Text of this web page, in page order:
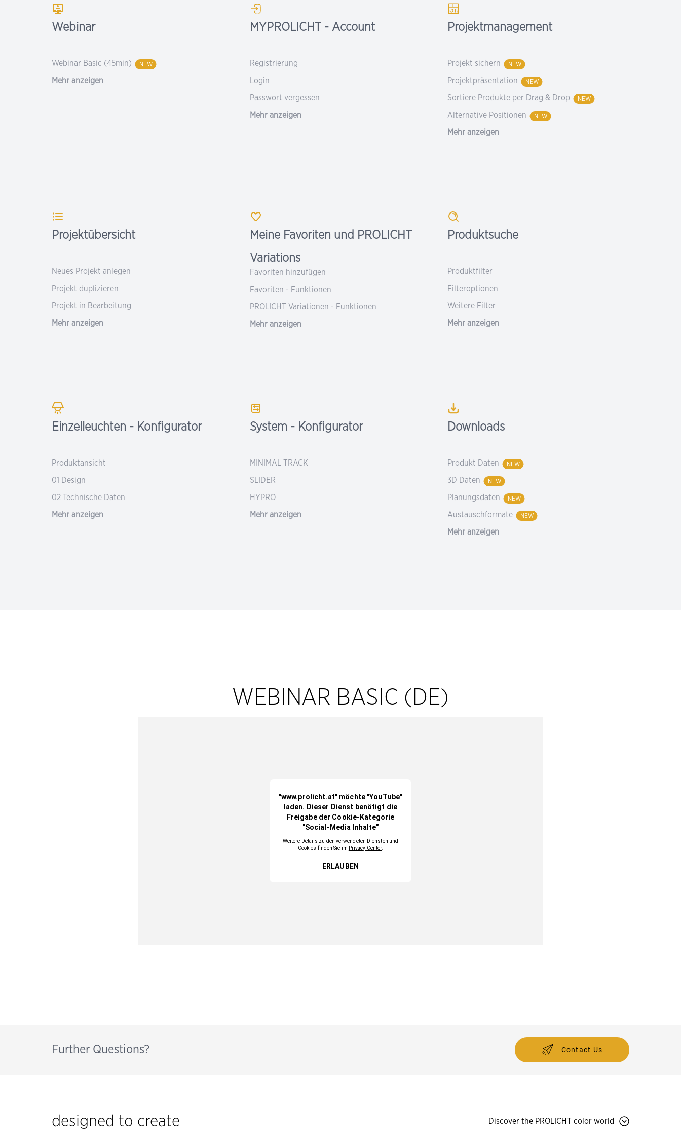
Webinar
Webinar Basic (45min) NEW
Mehr anzeigen
MYPROLICHT - Account
Registrierung
Login
Passwort vergessen
Mehr anzeigen
Projektmanagement
Projekt sichern NEW
Projektpräsentation NEW
Sortiere Produkte per Drag & Drop NEW
Alternative Positionen NEW
Mehr anzeigen
Projektübersicht
Neues Projekt anlegen
Projekt duplizieren
Projekt in Bearbeitung
Mehr anzeigen
Meine Favoriten und PROLICHT
Variations
Favoriten hinzufügen
Favoriten - Funktionen
PROLICHT Variationen - Funktionen
Mehr anzeigen
Produktsuche
Produktfilter
Filteroptionen
Weitere Filter
Mehr anzeigen
Einzelleuchten - Konfigurator
Produktansicht
01 Design
02 Technische Daten
Mehr anzeigen
System - Konfigurator
MINIMAL TRACK
SLIDER
HYPRO
Mehr anzeigen
Downloads
Produkt Daten NEW
3D Daten NEW
Planungsdaten NEW
Austauschformate NEW
Mehr anzeigen
WEBINAR BASIC (DE)
Further Questions? Contact Us
designed to create Discover the PROLICHT color world